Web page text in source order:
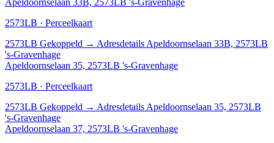
2573LB · Perceelkaart
2573LB Gekoppeld → Adresdetails Apeldoornselaan 33B, 2573LB
's-Gravenhage
Apeldoornselaan 35, 2573LB 's-Gravenhage
2573LB · Perceelkaart
2573LB Gekoppeld → Adresdetails Apeldoornselaan 35, 2573LB
's-Gravenhage
Apeldoornselaan 37, 2573LB 's-Gravenhage